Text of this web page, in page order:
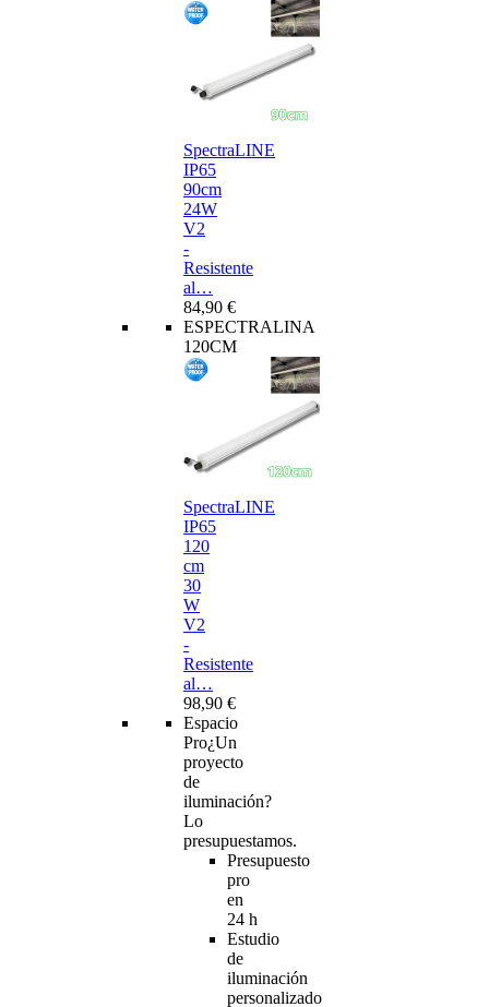
SpectraLINE
IP65
90cm
24W
V2
-
Resistente
al…
84,90 €
ESPECTRALINA
120CM
SpectraLINE
IP65
120
cm
30
W
V2
-
Resistente
al…
98,90 €
Espacio
Pro¿Un
proyecto
de
iluminación?
Lo
presupuestamos.
Presupuesto
pro
en
24 h
Estudio
de
iluminación
personalizado